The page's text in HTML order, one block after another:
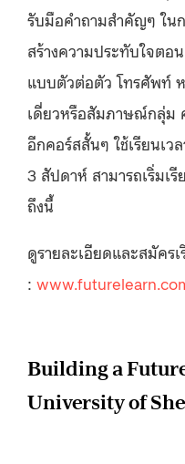
รับมือคำถามสำคัญๆ ใน
สร้างความประทับใจต
แบบตัวต่อตัว โทรศัพท์
เดี่ยวหรือสัมภาษณ์กลุ่ม
อีกคอร์สสั้นๆ ใช้เรียนเว
3 สัปดาห์ สามารถเริ่มเ
ถึงนี้
ดูรายละเอียดและสมัคร
:
Building a
University of